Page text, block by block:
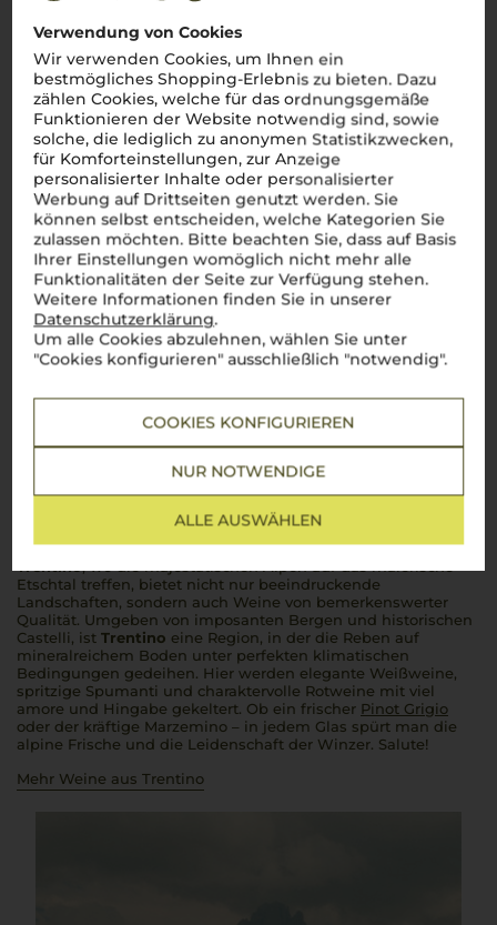
Verwendung von Cookies
Wir verwenden Cookies, um Ihnen ein
bestmögliches Shopping-Erlebnis zu bieten. Dazu
zählen Cookies, welche für das ordnungsgemäße
Funktionieren der Website notwendig sind, sowie
solche, die lediglich zu anonymen Statistikzwecken,
für Komforteinstellungen, zur Anzeige
personalisierter Inhalte oder personalisierter
Werbung auf Drittseiten genutzt werden. Sie
können selbst entscheiden, welche Kategorien Sie
zulassen möchten. Bitte beachten Sie, dass auf Basis
Ihrer Einstellungen womöglich nicht mehr alle
Funktionalitäten der Seite zur Verfügung stehen.
Weitere Informationen finden Sie in unserer
Datenschutzerklärung.
Um alle Cookies abzulehnen, wählen Sie unter
"Cookies konfigurieren" ausschließlich "notwendig".
COOKIES KONFIGURIEREN
NUR NOTWENDIGE
ALLE AUSWÄHLEN
Über die Region
Trentino
Die alpine Weinregion Italiens mit nordischem Charme
Etschtal treffen, bietet nicht nur beeindruckende
Landschaften, sondern auch Weine von bemerkenswerter
Qualität. Umgeben von imposanten Bergen und historischen
Castelli, ist Trentino eine Region, in der die Reben auf
mineralreichem Boden unter perfekten klimatischen
Bedingungen gedeihen. Hier werden elegante Weißweine,
spritzige Spumanti und charaktervolle Rotweine mit viel
amore und Hingabe gekeltert. Ob ein frischer Pinot Grigio
oder der kräftige Marzemino – in jedem Glas spürt man die
alpine Frische und die Leidenschaft der Winzer. Salute!
Mehr Weine aus Trentino